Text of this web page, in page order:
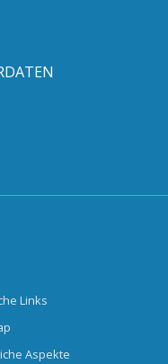
Links
Aspekte